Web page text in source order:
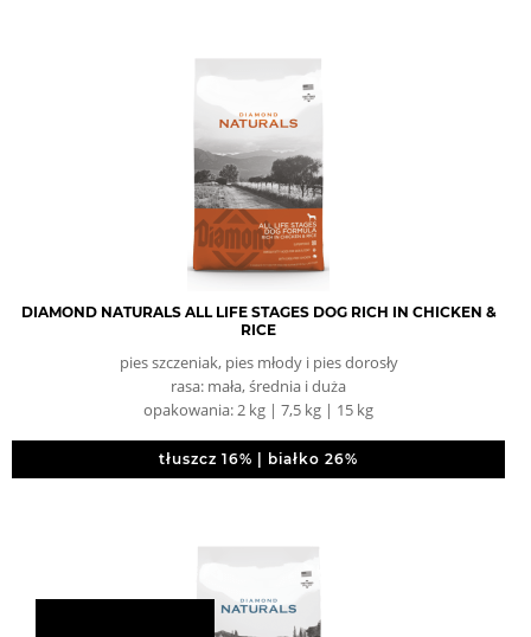
DIAMOND NATURALS ALL LIFE STAGES DOG RICH IN CHICKEN &
RICE
pies szczeniak, pies młody i pies dorosły
rasa: mała, średnia i duża
opakowania: 2 kg | 7,5 kg | 15 kg
tłuszcz 16% | białko 26%